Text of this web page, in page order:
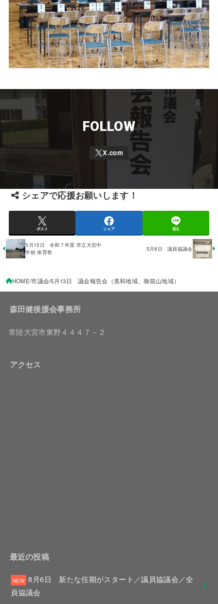
FOLLOW
シェアで応援お願いします！
ポスト シェア 送る
5月15日 令和７年度 市立大宮中
学校 体育祭
5月8日 議員協議会
HOME 市議会 5月13日 議会報告会（美和地域、御前山地域）
森田健後援会事務所
常陸大宮市東野４４４７－２
アクセス
最近の投稿
8月6日 新たな任期がスタート／議員協議会／全
員協議会